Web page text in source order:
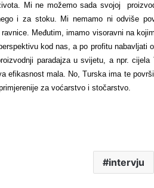
Mi ne možemo sada svojoj
i za stoku. Mi nemamo ni odviše
Međutim, imamo visoravni na
kod nas, a po profitu
paradajza u svijetu, a npr.
efikasnost mala. No, Turska ima te
za voćarstvo i stočarstvo.
intervju